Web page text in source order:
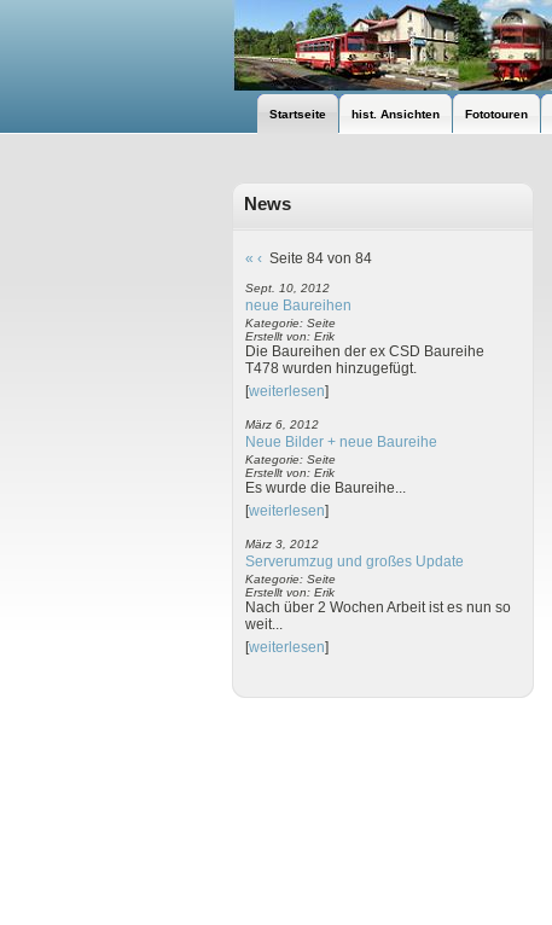
Startseite hist. Ansichten Fototouren
News
« ‹ Seite 84 von 84
Sept. 10, 2012
neue Baureihen
Kategorie: Seite
Erstellt von: Erik
Die Baureihen der ex CSD Baureihe
T478 wurden hinzugefügt.
[weiterlesen]
März 6, 2012
Neue Bilder + neue Baureihe
Kategorie: Seite
Erstellt von: Erik
Es wurde die Baureihe...
[weiterlesen]
März 3, 2012
Serverumzug und großes Update
Kategorie: Seite
Erstellt von: Erik
Nach über 2 Wochen Arbeit ist es nun so
weit...
[weiterlesen]